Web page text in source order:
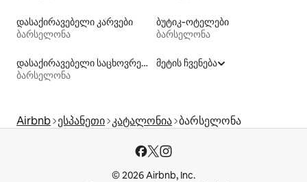
დასაქირავებელი კარვები
ბარსელონა
ბუტიკ‑ოტელები
ბარსელონა
დასაქირავებელი საცხოვრებლები პლაჟზე გასასვლელით
ბარსელონა
მეტის ჩვენება
Airbnb ესპანეთი კატალონია ბარსელონა
© 2026 Airbnb, Inc.